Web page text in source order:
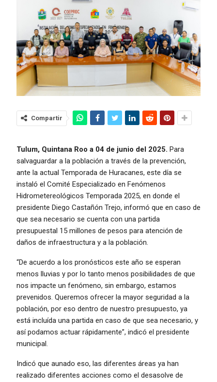
Compartir
Tulum, Quintana Roo a 04 de junio del 2025. Para
salvaguardar a la población a través de la prevención,
ante la actual Temporada de Huracanes, este día se
instaló el Comité Especializado en Fenómenos
Hidrometereológicos Temporada 2025, en donde el
presidente Diego Castañón Trejo, informó que en caso de
que sea necesario se cuenta con una partida
presupuestal 15 millones de pesos para atención de
daños de infraestructura y a la población.
“De acuerdo a los pronósticos este año se esperan
menos lluvias y por lo tanto menos posibilidades de que
nos impacte un fenómeno, sin embargo, estamos
prevenidos. Queremos ofrecer la mayor seguridad a la
población, por eso dentro de nuestro presupuesto, ya
está incluída una partida en caso de que sea necesario, y
así podamos actuar rápidamente”, indicó el presidente
municipal.
Indicó que aunado eso, las diferentes áreas ya han
realizado diferentes acciones como el desasolve de